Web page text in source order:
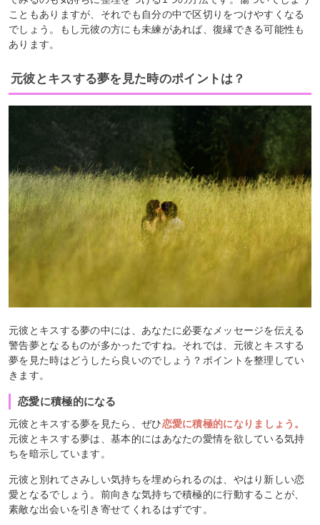
こともありますが、それでも自分の中で区切りをつけやすくなる
でしょう。もし元彼の方にも未練があれば、復縁できる可能性も
あります。
元彼とキスする夢を見た時のポイントは？
元彼とキスする夢の中には、あなたに必要なメッセージを伝える
警告夢となるものが多かったですね。それでは、元彼とキスする
夢を見た時はどうしたら良いのでしょう？ポイントを整理してい
きます。
恋愛に積極的になる
元彼とキスする夢を見たら、ぜひ恋愛に積極的になりましょう。
元彼とキスする夢は、基本的にはあなたの愛情を欲している気持
ちを暗示しています。
元彼と別れてさみしい気持ちを埋められるのは、やはり新しい恋
愛となるでしょう。前向きな気持ちで積極的に行動することが、
素敵な出会いを引き寄せてくれるはずです。